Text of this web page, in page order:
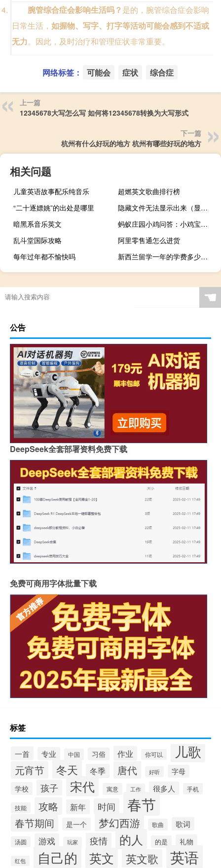
腕管综合症会影响生活吗？是的，腕管综合症会影响
日常生活， 如握物、写字、打字等活动可能会感到不适或
无力。因此，及时治疗和管理症状非常重要。
网络标签： 可能会 症状 综合症
上一篇
12345678大写怎么写 如何将12345678转换为大写形式
下一篇
杭州有什么好玩的地方 杭州有哪些好玩的地方
相关问题
儿童英语故事配乐纯音乐
超燃英文歌曲排行榜
“二十逐嫖姚”的出处是哪里
隐藏文件无法显示出来（显示不了隐藏文件）
暗黑系音乐英文
蚂蚁庄园小鸡问答：小鸡宝宝考考你人们日常食用的瘦肉里也含有脂肪吗
乱斗堂国际攻略
阿里零售通怎么进货
每年过年都不愉快吗
新西兰留学一年的学费多少人民币
☚
公告
DeepSeek全套部署资料免费下载
免费可商用字体批量下载
标签
一首 专业 中国 习俗 作业 你可以 儿歌
元宵节 冬天 冬季 唐代 好听
字母
学校
孩子 宋代 寓意 工作 很多人 手机
技能 攻略 新年 时间 春节
春节期间 是一个 梦幻西游 歌曲 歌词
汤圆 游戏 玩家 疫情 的人 的是 礼物
红包 自己的 英文 英文歌 英语